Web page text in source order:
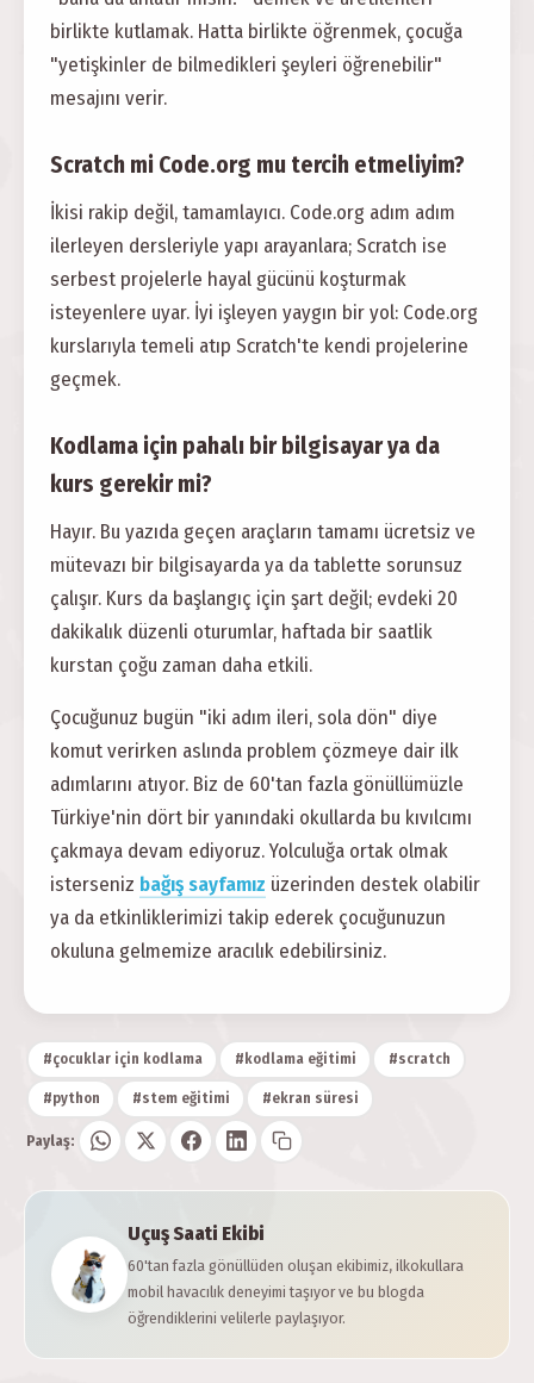
birlikte kutlamak. Hatta birlikte öğrenmek, çocuğa
"yetişkinler de bilmedikleri şeyleri öğrenebilir"
mesajını verir.
Scratch mi Code.org mu tercih etmeliyim?
İkisi rakip değil, tamamlayıcı. Code.org adım adım
ilerleyen dersleriyle yapı arayanlara; Scratch ise
serbest projelerle hayal gücünü koşturmak
isteyenlere uyar. İyi işleyen yaygın bir yol: Code.org
kurslarıyla temeli atıp Scratch'te kendi projelerine
geçmek.
Kodlama için pahalı bir bilgisayar ya da
kurs gerekir mi?
Hayır. Bu yazıda geçen araçların tamamı ücretsiz ve
mütevazı bir bilgisayarda ya da tablette sorunsuz
çalışır. Kurs da başlangıç için şart değil; evdeki 20
dakikalık düzenli oturumlar, haftada bir saatlik
kurstan çoğu zaman daha etkili.
Çocuğunuz bugün "iki adım ileri, sola dön" diye
komut verirken aslında problem çözmeye dair ilk
adımlarını atıyor. Biz de 60'tan fazla gönüllümüzle
Türkiye'nin dört bir yanındaki okullarda bu kıvılcımı
çakmaya devam ediyoruz. Yolculuğa ortak olmak
isterseniz bağış sayfamız üzerinden destek olabilir
ya da etkinliklerimizi takip ederek çocuğunuzun
okuluna gelmemize aracılık edebilirsiniz.
#çocuklar için kodlama #kodlama eğitimi #scratch
#python #stem eğitimi #ekran süresi
Paylaş:
Uçuş Saati Ekibi
60'tan fazla gönüllüden oluşan ekibimiz, ilkokullara
mobil havacılık deneyimi taşıyor ve bu blogda
öğrendiklerini velilerle paylaşıyor.